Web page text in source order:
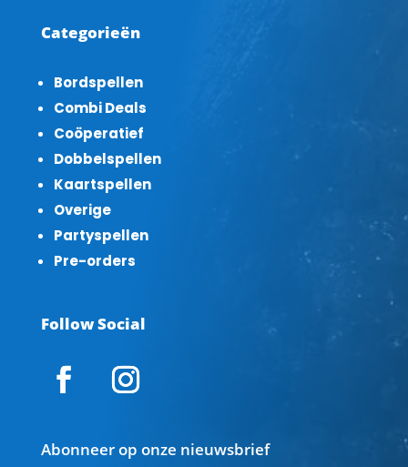
Categorieën
Bordspellen
Combi Deals
Coöperatief
Dobbelspellen
Kaartspellen
Overige
Partyspellen
Pre-orders
Follow Social
Abonneer op onze nieuwsbrief